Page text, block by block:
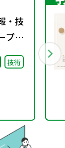
・技
プ
技術